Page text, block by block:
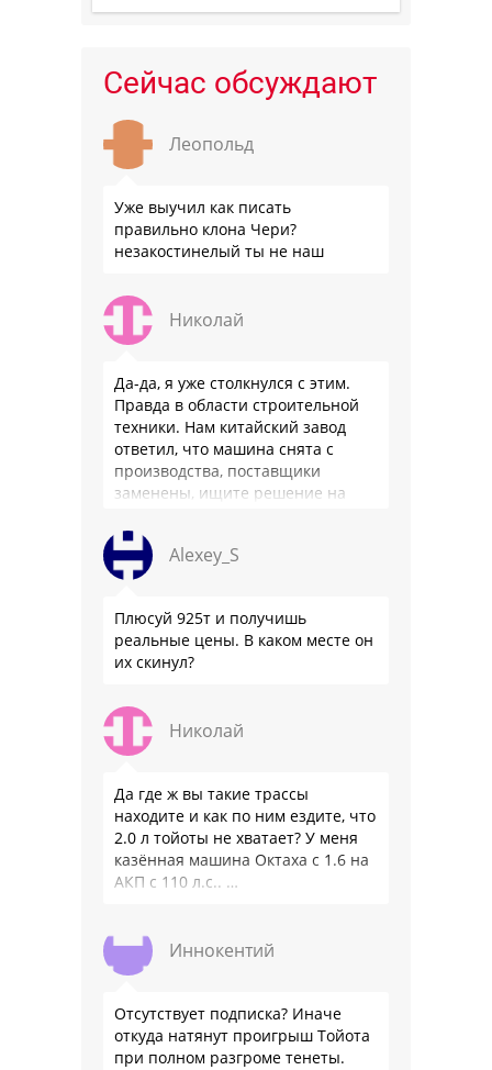
Сейчас обсуждают
Леопольд
Уже выучил как писать
правильно клона Чери?
незакостинелый ты не наш
Николай
Да-да, я уже столкнулся с этим.
Правда в области строительной
техники. Нам китайский завод
ответил, что машина снята с
производства, поставщики
заменены, ищите решение на
официальном бланке …
Alexey_S
Плюсуй 925т и получишь
реальные цены. В каком месте он
их скинул?
Николай
Да где ж вы такие трассы
находите и как по ним ездите, что
2.0 л тойоты не хватает? У меня
казённая машина Октаха с 1.6 на
АКП с 110 л.с.. …
Иннокентий
Отсутствует подписка? Иначе
откуда натянут проигрыш Тойота
при полном разгроме тенеты.